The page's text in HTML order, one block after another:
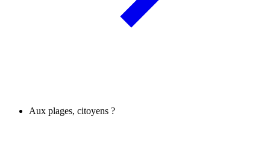
Aux plages, citoyens ?